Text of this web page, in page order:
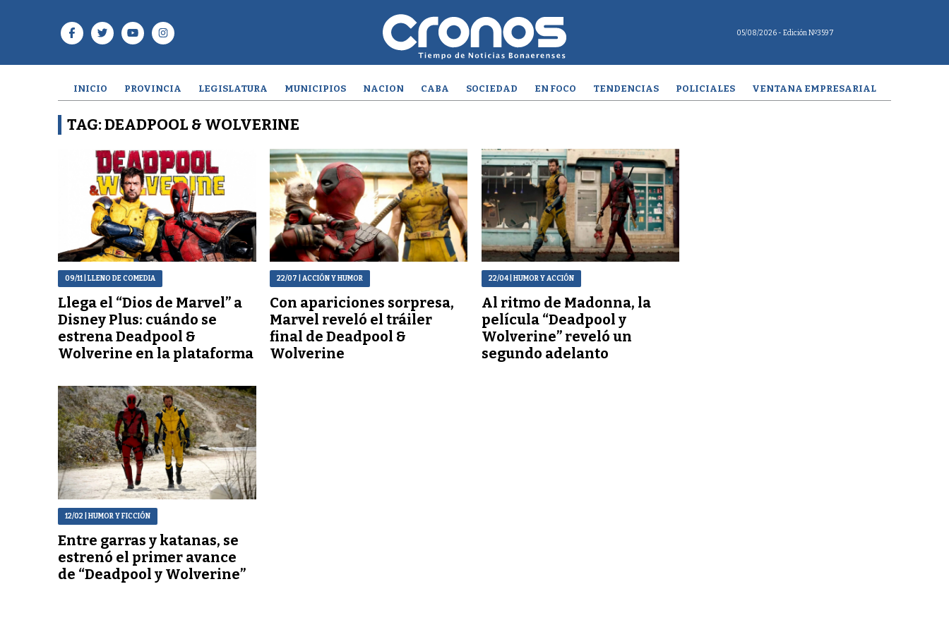
05/08/2026 - Edición Nº3597
INICIO PROVINCIA LEGISLATURA MUNICIPIOS NACION CABA SOCIEDAD EN FOCO TENDENCIAS POLICIALES VENTANA EMPRESARIAL
TAG: DEADPOOL & WOLVERINE
09/11| LLENO DE COMEDIA
Llega el “Dios de Marvel” a
Disney Plus: cuándo se
estrena Deadpool &
Wolverine en la plataforma
22/07 | ACCIÓN Y HUMOR
Con apariciones sorpresa,
Marvel reveló el tráiler
final de Deadpool &
Wolverine
22/04| HUMOR Y ACCIÓN
Al ritmo de Madonna, la
película “Deadpool y
Wolverine” reveló un
segundo adelanto
12/02 | HUMOR Y FICCIÓN
Entre garras y katanas, se
estrenó el primer avance
de “Deadpool y Wolverine”